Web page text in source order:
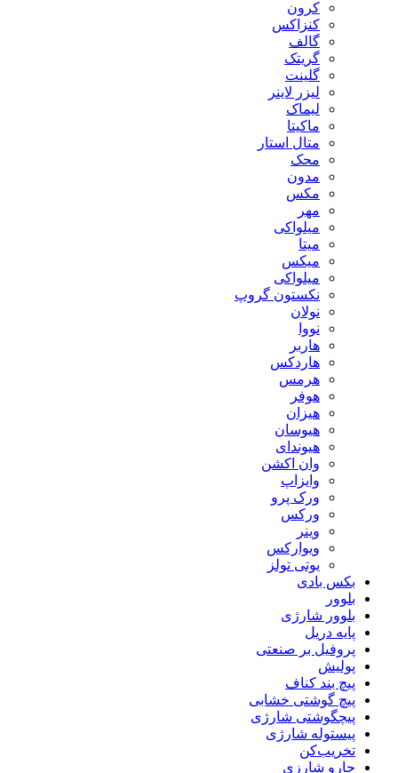
کرون
کنزاکس
گالف
گریتک
گلینت
لیزر لاینر
لیماک
ماکیتا
متال استار
محک
مدون
مکس
مهر
ميلواكى
میتا
میکس
میلواکی
نکستون گروپ
نولان
نووا
هاربر
هاردکس
هرمس
هوفر
هیزان
هیوسان
هیوندای
وان اکشن
وایزاپ
ورک پرو
ورکس
وینر
ویوارکس
یوتی تولز
بکس بادی
بلوور
بلوور شارژی
پایه دریل
پروفیل بر صنعتی
پولیش
پیچ بند کناف
پیچ گوشتی خشابی
پیچگوشتی شارژی
پیستوله شارژی
تخریب‌کن
جارو شارزی